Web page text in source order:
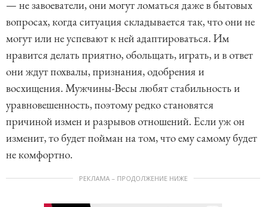
— не завоеватели, они могут ломаться даже в бытовых
вопросах, когда ситуация складывается так, что они не
могут или не успевают к ней адаптироваться. Им
нравится делать приятно, обольщать, играть, и в ответ
они ждут похвалы, признания, одобрения и
восхищения. Мужчины-Весы любят стабильность и
уравновешенность, поэтому редко становятся
причиной измен и разрывов отношений. Если уж он
изменит, то будет пойман на том, что ему самому будет
не комфортно.
РЕКЛАМА – ПРОДОЛЖЕНИЕ НИЖЕ